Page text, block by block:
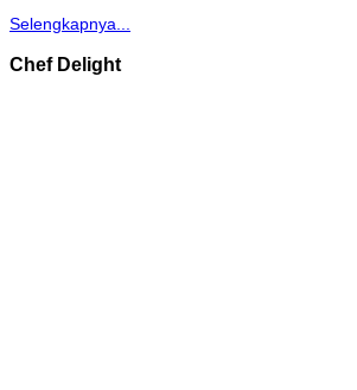
Selengkapnya...
Chef Delight